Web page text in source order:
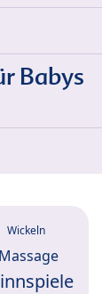
Babys
Wickeln